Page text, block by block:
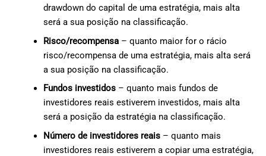
drawdown do capital de uma estratégia, mais alta
será a sua posição na classificação.
Risco/recompensa– quanto maior for o rácio
risco/recompensa de uma estratégia, mais alta será
a sua posição na classificação.
Fundos investidos– quanto mais fundos de
investidores reais estiverem investidos, mais alta
será a posição da estratégia na classificação.
Número de investidores reais– quanto mais
investidores reais estiverem a copiar uma estratégia,